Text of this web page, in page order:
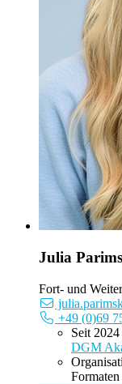
Julia
Fort- und
+49 (0)69
Seit
DGM
Formaten